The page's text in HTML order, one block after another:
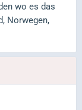
wo es das
Norwegen,